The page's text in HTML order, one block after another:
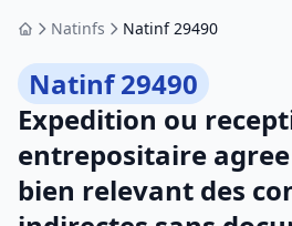
AccueilNatinfs Natinf 29490
Natinf 29490
Expedition ou
entrepositaire
bien relevant des